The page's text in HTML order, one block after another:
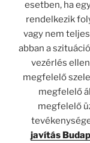
esetben, ha
rendelkezik
vagy nem
abban a
vezérlés
megfelelő
megfelelő
megfelelő
javítás